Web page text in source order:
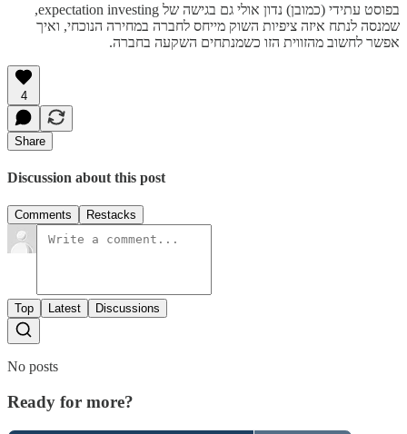
בפוסט עתידי (כמובן) נדון אולי גם בגישה של expectation investing,
שמנסה לנתח איזה ציפיות השוק מייחס לחברה במחירה הנוכחי, ואיך
אפשר לחשוב מהזווית הזו כשמנתחים השקעה בחברה.
4
Share
Discussion about this post
Comments Restacks
Top Latest Discussions
No posts
Ready for more?